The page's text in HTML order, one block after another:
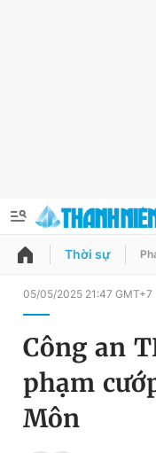
QUẢNG CÁO
Chuyên mục
Chuyên mục khác
Đổi mật khẩu
Tin đã lưu
Thời sự
05/05/2025 21:47 GMT+7
Công an
phạm
Môn